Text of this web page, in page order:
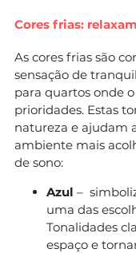
Cores frias:
As cores frias são
sensação de
para quartos onde
prioridades. Estas
natureza e ajudam
ambiente mais
de sono:
Azul –
uma das
Tonalidades
espaço e